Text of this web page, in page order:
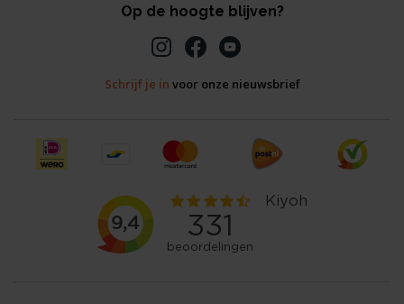
Op de hoogte blijven?
Schrijf je in voor onze nieuwsbrief